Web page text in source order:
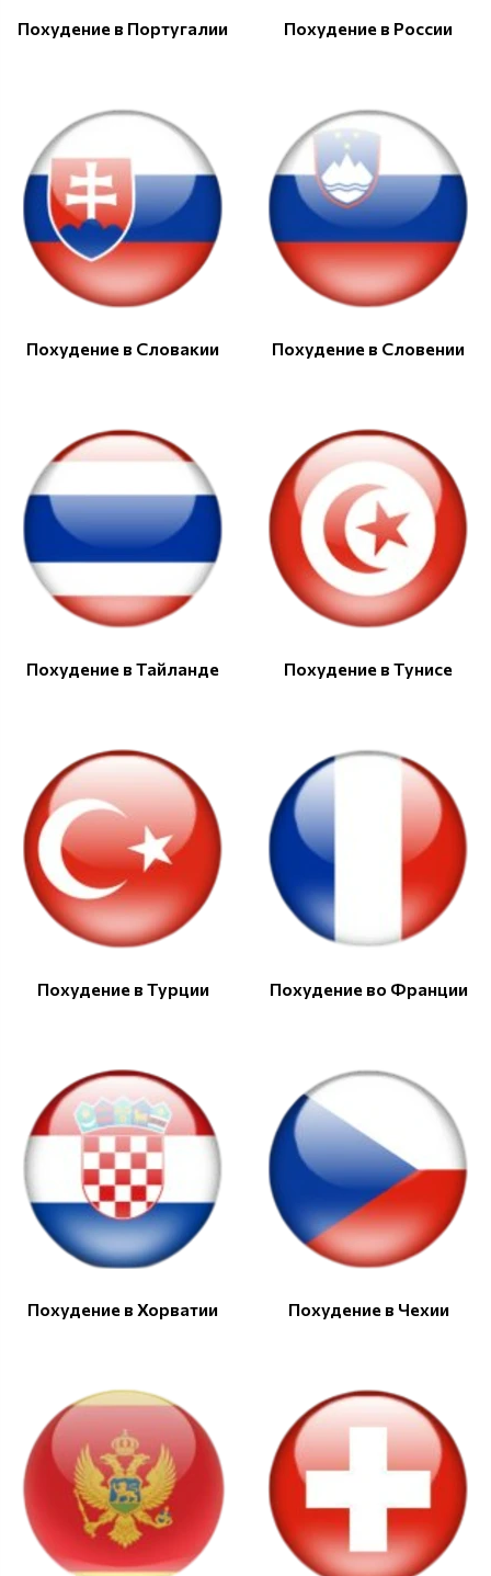
Похудение в Португалии Похудение в России
Похудение в Словакии Похудение в Словении
Похудение в Тайланде Похудение в Тунисе
Похудение в Турции Похудение во Франции
Похудение в Хорватии Похудение в Чехии